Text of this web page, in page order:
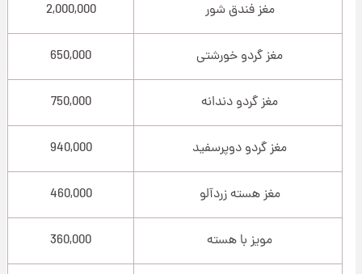
مغز فندق شور 2,000,000
مغز گردو خورشتی 650,000
مغز گردو دندانه 750,000
مغز گردو دوپرسفید 940,000
مغز هسته زردآلو 460,000
مویز با هسته 360,000